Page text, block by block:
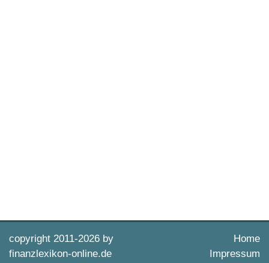
copyright 2011-2026 by
finanzlexikon-online.de
Home
Impressum